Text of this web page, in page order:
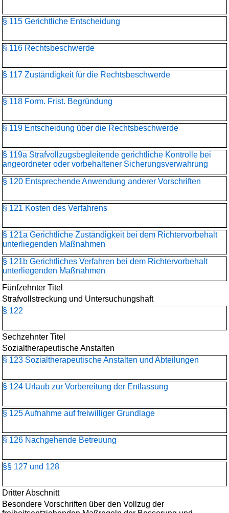
§ 115 Gerichtliche Entscheidung
§ 116 Rechtsbeschwerde
§ 117 Zuständigkeit für die Rechtsbeschwerde
§ 118 Form. Frist. Begründung
§ 119 Entscheidung über die Rechtsbeschwerde
§ 119a Strafvollzugsbegleitende gerichtliche Kontrolle bei
angeordneter oder vorbehaltener Sicherungsverwahrung
§ 120 Entsprechende Anwendung anderer Vorschriften
§ 121 Kosten des Verfahrens
§ 121a Gerichtliche Zuständigkeit bei dem Richtervorbehalt
unterliegenden Maßnahmen
§ 121b Gerichtliches Verfahren bei dem Richtervorbehalt
unterliegenden Maßnahmen
Fünfzehnter Titel
Strafvollstreckung und Untersuchungshaft
§ 122
Sechzehnter Titel
Sozialtherapeutische Anstalten
§ 123 Sozialtherapeutische Anstalten und Abteilungen
§ 124 Urlaub zur Vorbereitung der Entlassung
§ 125 Aufnahme auf freiwilliger Grundlage
§ 126 Nachgehende Betreuung
§§ 127 und 128
Dritter Abschnitt
Besondere Vorschriften über den Vollzug der